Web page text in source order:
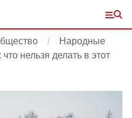
Народные
нельзя делать в этот